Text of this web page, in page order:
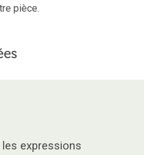
pièce.
expressions